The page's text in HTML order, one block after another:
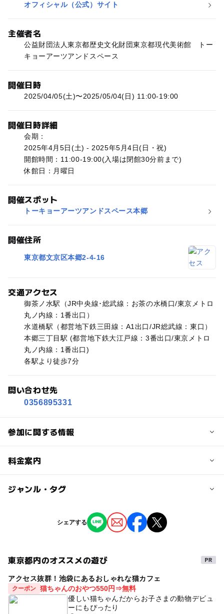
オフィシャル（公式）サイト
主催者名
公益財団法人東京都歴史文化財団東京都現代美術館 トー
キョーアーツアンドスペース
開催日時
2025/04/05(土)〜2025/05/04(日) 11:00-19:00
開催日時詳細
会期：
2025年4月5日(土) - 2025年5月4日(日・祝)
開館時間：11:00-19:00(入場は閉館30分前まで)
休館日：月曜日
開催スポット
トーキョーアーツアンドスペース本郷
開催住所
東京都文京区本郷2-4-16
交通アクセス
御茶ノ水駅（JR中央線･総武線：お茶の水橋口/東京メトロ
丸ノ内線：1番出口）
水道橋駅（都営地下鉄三田線：A1出口/JR総武線：東口）
本郷三丁目駅 (都営地下鉄大江戸線：3番出口/東京メトロ
丸ノ内線：1番出口)
各駅より徒歩7分
問い合わせ先
0356895331
参加に関する情報
対象年齢
料金案内
子供の料金
ジャンル・タグ
シェアする
東京都内のオススメの遊び
アクセス抜群！池袋にあるおしゃれな猫カフェ
クーポン 猫ちゃんのおやつ550円⇒無料
優しい猫ちゃんだからお子さまの動物デビュ
ーにもぴったり